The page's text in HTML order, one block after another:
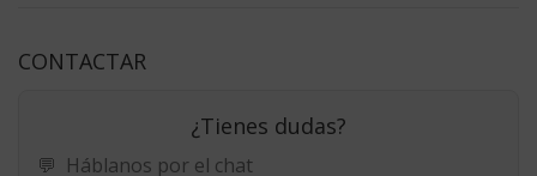
CONTACTAR
¿Tienes dudas?
💬 Háblanos por el chat